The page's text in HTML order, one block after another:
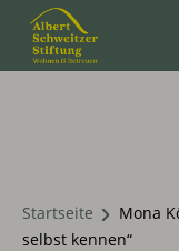
Startseite
Mona
selbst kennen“